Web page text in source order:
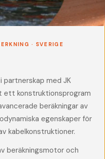
· SVERIGE
partnerskap med JK
ett konstruktionsprogram
beräkningar av
egenskaper för
kabelkonstruktioner.
beräkningsmotor och